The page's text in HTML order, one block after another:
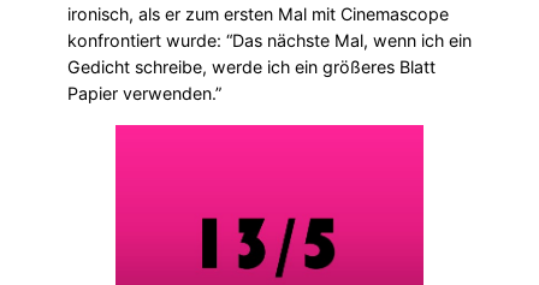
ironisch, als er zum ersten Mal mit Cinemascope
konfrontiert wurde: “Das nächste Mal, wenn ich ein
Gedicht schreibe, werde ich ein größeres Blatt
Papier verwenden.”